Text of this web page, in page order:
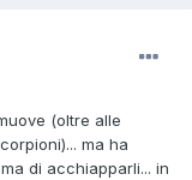
(oltre alle
ma ha
di acchiapparli... in